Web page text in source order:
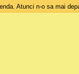
Atunci n-o sa mai